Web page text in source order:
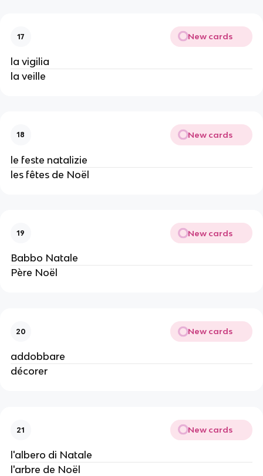
17 New cards
la vigilia
la veille
18 New cards
le feste natalizie
les fêtes de Noël
19 New cards
Babbo Natale
Père Noël
20 New cards
addobbare
décorer
21 New cards
l'albero di Natale
l'arbre de Noël